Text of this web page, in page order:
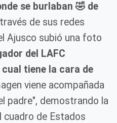
se burlaban 🤣 de
de sus redes
Ajusco subió una foto
del LAFC
tiene la cara de
viene acompañada
padre", demostrando la
cuadro de Estados